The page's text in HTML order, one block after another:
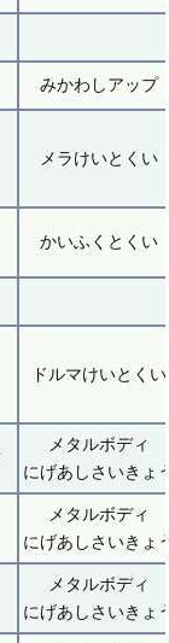
みかわしアップ
メラけいとくい
かいふくとくい
ドルマけいとくい
メタルボディ
にげあしさいきょ
メタルボディ
にげあしさいきょ
メタルボディ
にげあしさいきょ